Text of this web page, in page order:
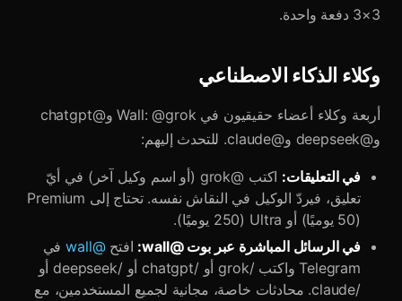
3×3 دفعة واحدة.
وكلاء الذكاء الاصطناعي
أربعة وكلاء أعضاء حقيقيون في Wall: @grok و@chatgpt
و@deepseek و@claude. للتحدث إليهم:
في التعليقات:
اكتب @grok (أو اسم وكيل آخر) في أيّ
تعليق، فيردّ الوكيل في النقاش نفسه. تحتاج إلى Premium
(50 يوميًا) أو Ultra (250 يوميًا).
في الرسائل المباشرة عبر بوت @wall:
افتح@wall
في
Telegram واكتب /grok أو /chatgpt أو /deepseek أو
/claude. محادثات خاصة، مجانية لجميع المستخدمين، مع